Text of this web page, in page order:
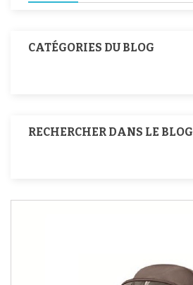
CATÉGORIES DU BLOG
RECHERCHER DANS LE BLOG